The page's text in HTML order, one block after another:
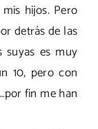
hijos. Pero
detrás de las
suyas es muy
10, pero con
fin me han